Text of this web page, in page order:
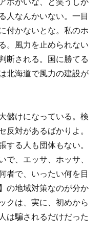
人なんかいない。一目
付かないとな。私のホ
。風力を止められない
断される。国に勝てる
北海道で風力の建設が
儲けになっている。検
反対があるばかりよ。
する人も団体もない。
で、エッサ、ホッサ、
者で、いったい何を目
の地域対策なのが分か
クは、実に、初めから
は騙されるだけだった